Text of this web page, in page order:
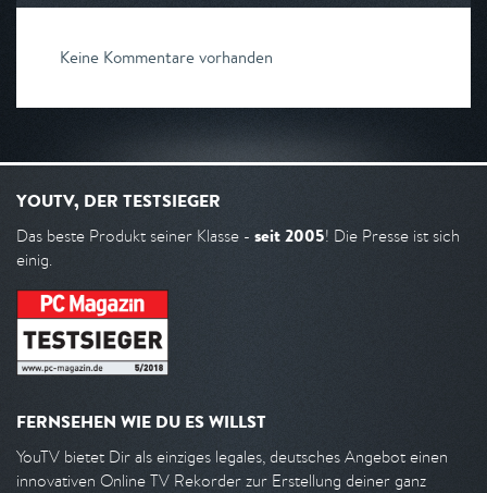
Keine Kommentare vorhanden
YOUTV, DER TESTSIEGER
Das beste Produkt seiner Klasse - seit 2005! Die Presse ist sich
einig.
FERNSEHEN WIE DU ES WILLST
YouTV bietet Dir als einziges legales, deutsches Angebot einen
innovativen Online TV Rekorder zur Erstellung deiner ganz